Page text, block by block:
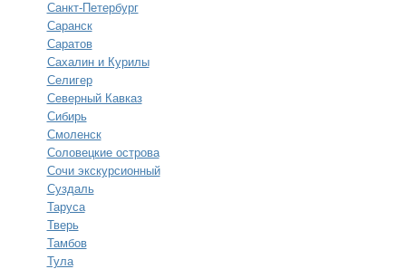
Санкт-Петербург
Саранск
Саратов
Сахалин и Курилы
Селигер
Северный Кавказ
Сибирь
Смоленск
Соловецкие острова
Сочи экскурсионный
Суздаль
Таруса
Тверь
Тамбов
Тула